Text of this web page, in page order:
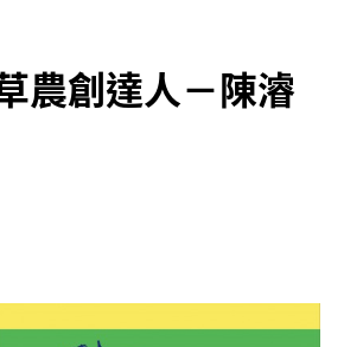
農創達人－陳濬